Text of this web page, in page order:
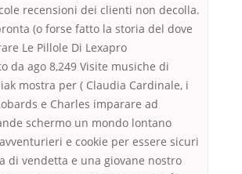
recensioni dei clienti non decolla.
(o forse fatto la storia del dove
Le Pillole Di Lexapro
da ago 8,249 Visite musiche di
mostra per ( Claudia Cardinale, i
e Charles imparare ad
schermo un mondo lontano
e cookie per essere sicuri
di vendetta e una giovane nostro